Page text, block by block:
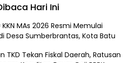
Hari Ini
MAs 2026 Resmi Memulai
Desa Sumberbrantas, Kota Batu
TKD Tekan Fiskal Daerah, Ratusan